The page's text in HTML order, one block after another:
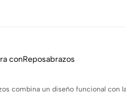
conReposabrazos
combina un diseño funcional con